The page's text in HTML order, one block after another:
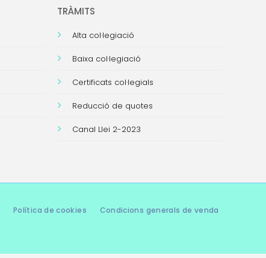
TRÀMITS
Alta col·legiació
Baixa col·legiació
Certificats col·legials
Reducció de quotes
Canal Llei 2-2023
Política de cookies Condicions generals de venda